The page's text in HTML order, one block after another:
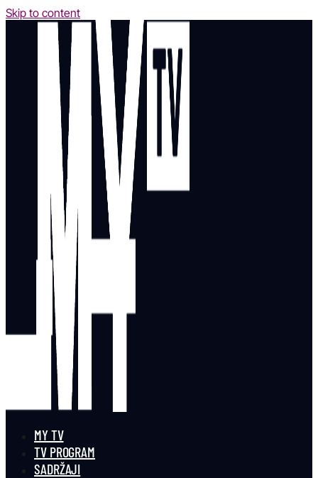
Skip to content
MY TV
TV PROGRAM
SADRŽAJI